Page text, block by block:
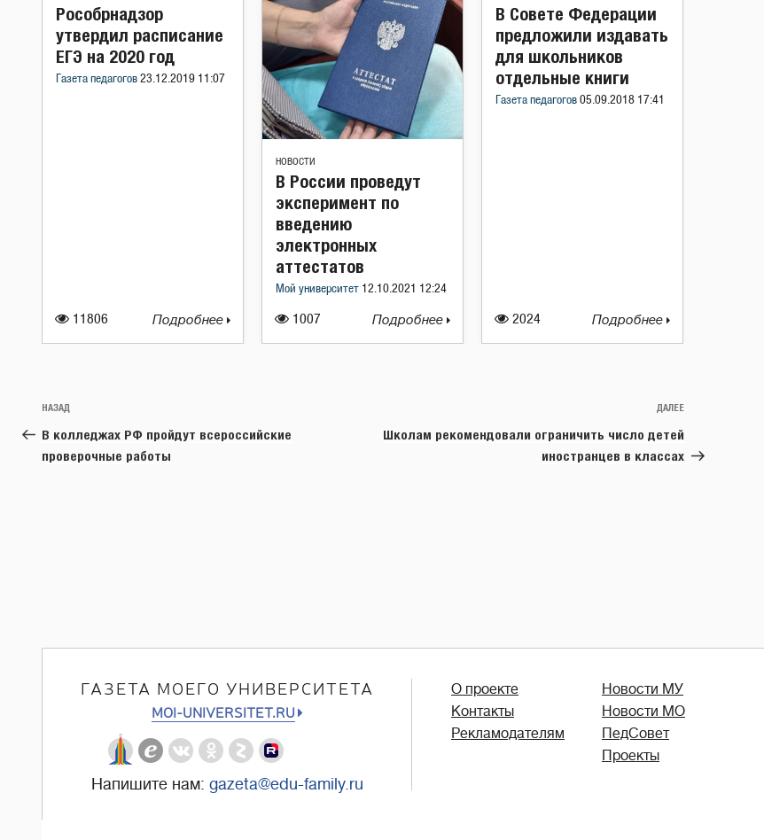
11806
Рособрнадзор
утвердил расписание
ЕГЭ на 2020 год
Газета педагогов 23.12.2019 11:07
Подробнее
НОВОСТИ
1007
В России проведут
эксперимент по
введению
электронных
аттестатов
Мой университет 12.10.2021 12:24
Подробнее 2024
В Совете Федерации
предложили издавать
для школьников
отдельные книги
Газета педагогов 05.09.2018 17:41
Подробнее
Навигация
по
записям
Предыдущая
запись:
НАЗАД
В колледжах РФ пройдут всероссийские
проверочные работы
Следующая
ДАЛЕЕ
Школам рекомендовали ограничить число детей
иностранцев в классах
ГАЗЕТА МОЕГО УНИВЕРСИТЕТА
MOI-UNIVERSITET.RU
Напишите нам: gazeta@edu-family.ru
О проекте
Контакты
Рекламодателям
Новости МУ
Новости МО
ПедСовет
Проекты